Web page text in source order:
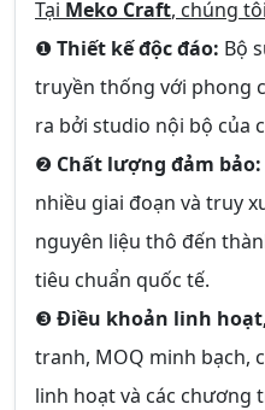
Tại Meko Craft, chúng
❶Thiết kế độc đáo: Bộ
truyền thống với phong
ra bởi studio nội bộ của
❷ Chất lượng đảm bảo:
nhiều giai đoạn và truy
nguyên liệu thô đến
tiêu chuẩn quốc tế.
❸Điều khoản linh
tranh, MOQ minh bạch,
linh hoạt và các chương